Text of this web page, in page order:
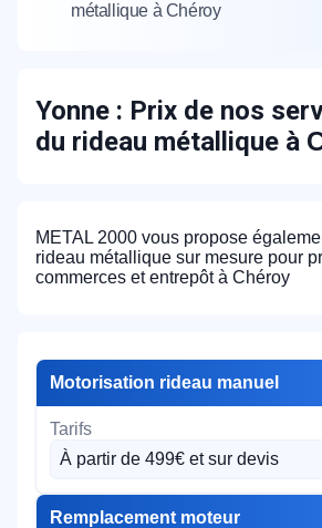
métallique à Chéroy
Yonne : Prix de nos
du rideau métallique à
METAL 2000 vous propose
rideau métallique sur mesure pour
commerces et entrepôt à Chéroy
Motorisation rideau manuel
À partir de 499€ et sur devis
Remplacement moteur